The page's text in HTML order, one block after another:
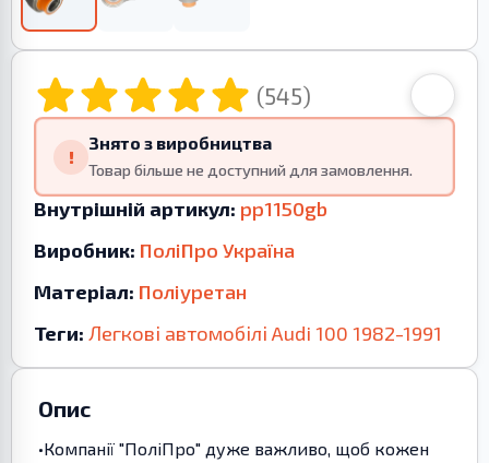
(545)
!
Знято з виробництва
Товар більше не доступний для замовлення.
Внутрішній артикул: pp1150gb
Виробник: ПоліПро Україна
Матеріал: Поліуретан
Теги: Легкові автомобілі Audi 100 1982-1991
Опис
•Компанії "ПоліПро" дуже важливо, щоб кожен